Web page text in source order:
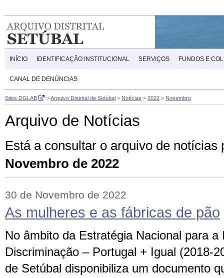
INÍCIO IDENTIFICAÇÃO INSTITUCIONAL SERVIÇOS FUNDOS E
CANAL DE DENÚNCIAS
Sites DGLAB >Arquivo Distrital de Setúbal > Notícias > 2022 > Novembro
Arquivo de Notícias
Está a consultar o arquivo de notícias
Novembro de 2022
30 de Novembro de 2022
As mulheres e as fábricas de pão
No âmbito da Estratégia Nacional para a
Discriminação – Portugal + Igual (2018-
de Setúbal disponibiliza um documento